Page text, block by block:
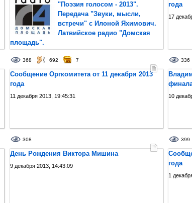
"Поэзия голосом - 2013".
Передача "Звуки, мысли,
встречи" с Илоной Яхимович.
Латвийское радио "Домская
площадь".
18 декабря 2013, 13:03:38
368 692 7
года
17
336
Сообщение Оргкомитета от 11 декабря 2013
года
11 декабря 2013, 19:45:31
308
10
399
День Рождения Виктора Мишина
9 декабря 2013, 14:43:09
года
1